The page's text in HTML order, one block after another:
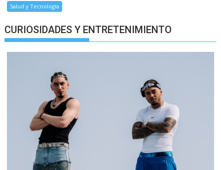
Salud y Tecnología
CURIOSIDADES Y ENTRETENIMIENTO